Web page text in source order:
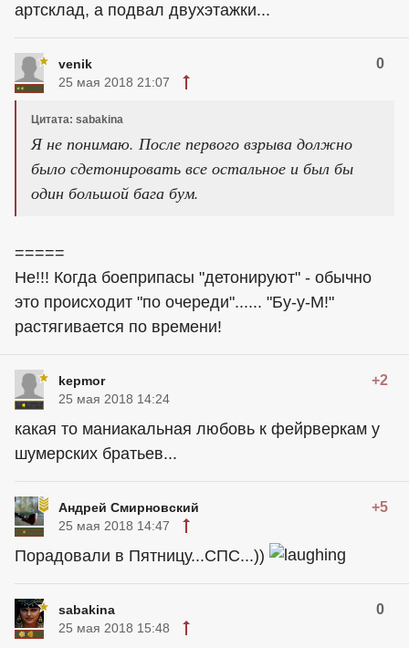
артсклад, а подвал двухэтажки...
venik 0
25 мая 2018 21:07
Цитата: sabakina
Я не понимаю. После первого взрыва должно
было сдетонировать все остальное и был бы
один большой бага бум.
=====
Не!!! Когда боеприпасы "детонируют" - обычно
это происходит "по очереди"...... "Бу-у-М!"
растягивается по времени!
kepmor +2
25 мая 2018 14:24
какая то маниакальная любовь к фейрверкам у
шумерских братьев...
Андрей Смирновский +5
25 мая 2018 14:47
Порадовали в Пятницу...СПС...))
sabakina 0
25 мая 2018 15:48